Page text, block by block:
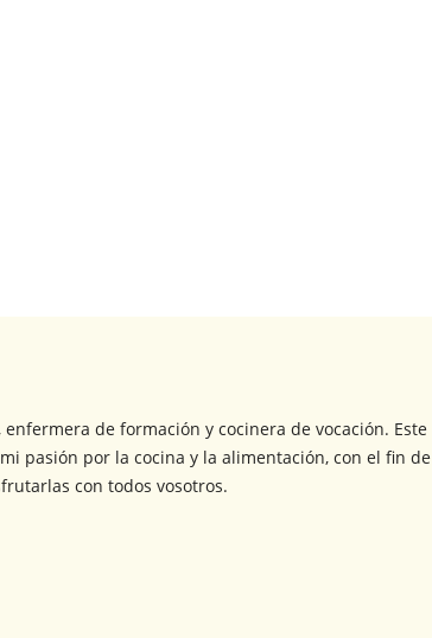
enfermera de formación y cocinera de vocación. Este
pasión por la cocina y la alimentación, con el fin de
con todos vosotros.